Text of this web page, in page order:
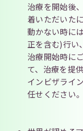
治療を開始後
着いただいた
動かない時に
正を含む)行い
治療開始時に
て、治療を提
インビザライ
任せください。